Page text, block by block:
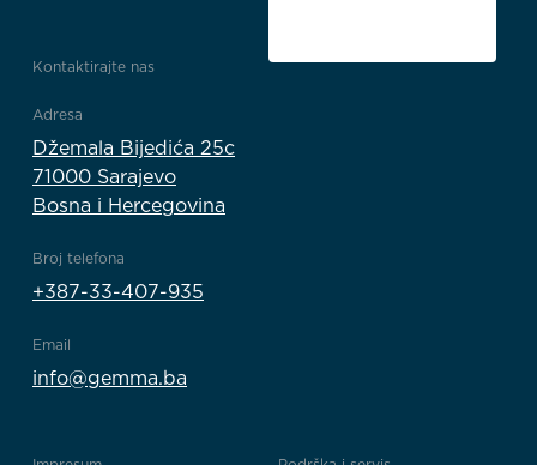
Kontaktirajte nas
Adresa
Džemala Bijedića 25c
71000 Sarajevo
Bosna i Hercegovina
Broj telefona
+387-33-407-935
Email
info@gemma.ba